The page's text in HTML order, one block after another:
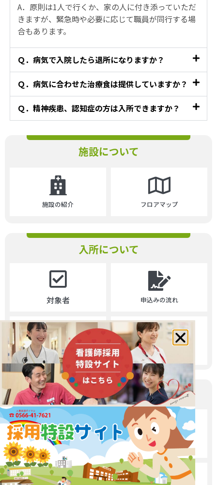
A．原則は1人で行くか、家の人に付き添っていただ
きますが、緊急時や必要に応じて職員が同行する場
合もあります。
Ｑ．病気で入院したら退所になりますか？
Ｑ．病気に合わせた治療食は提供していますか？
Ｑ．精神疾患、認知症の方は入所できますか？
施設について
施設の紹介 フロアマップ
入所について
対象者
年間のイベント
申込みの流れ
一日の流れ
その他
相談窓口 お問い合わせ